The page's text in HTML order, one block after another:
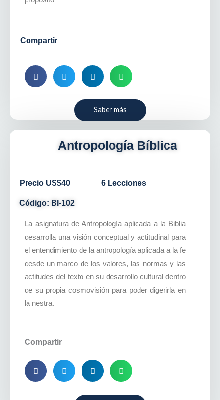
Compartir
Saber más
Antropología Bíblica
Precio US$40 6 Lecciones
Código: BI-102
La asignatura de Antropología aplicada a la Biblia
desarrolla una visión conceptual y actitudinal para
el entendimiento de la antropología aplicada a la fe
desde un marco de los valores, las normas y las
actitudes del texto en su desarrollo cultural dentro
de su propia cosmovisión para poder digerirla en
la nestra.
Compartir